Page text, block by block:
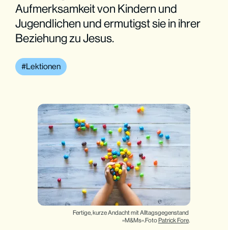
Aufmerksamkeit von Kindern und
Jugendlichen und ermutigst sie in ihrer
Beziehung zu Jesus.
Lektionen
Fertige, kurze Andacht mit Alltagsgegenstand
»M&Ms«.Foto Patrick Fore.